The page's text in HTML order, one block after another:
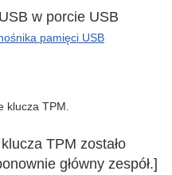
w porcie USB
pamięci USB
klucza TPM.
TPM zostało
główny zespół.]